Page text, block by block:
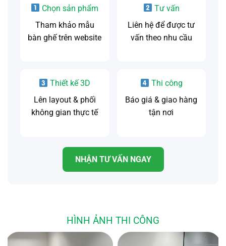
Chọn sản phẩm
Tham khảo mẫu
bàn ghế trên website
Tư vấn
Liên hệ để được tư
vấn theo nhu cầu
Thiết kế 3D
Lên layout & phối
không gian thực tế
Thi công
Báo giá & giao hàng
tận nơi
NHẬN TƯ VẤN NGAY
HÌNH ẢNH THI CÔNG